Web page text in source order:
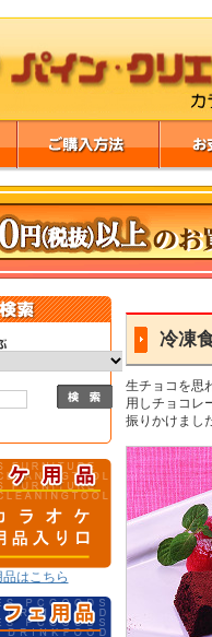
はこちら
冷凍
生チョコを思
用しチョコレ
振りかけまし